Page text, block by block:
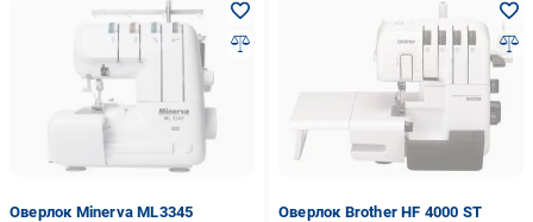
Оверлок Minerva ML3345 Оверлок Brother HF 4000 ST